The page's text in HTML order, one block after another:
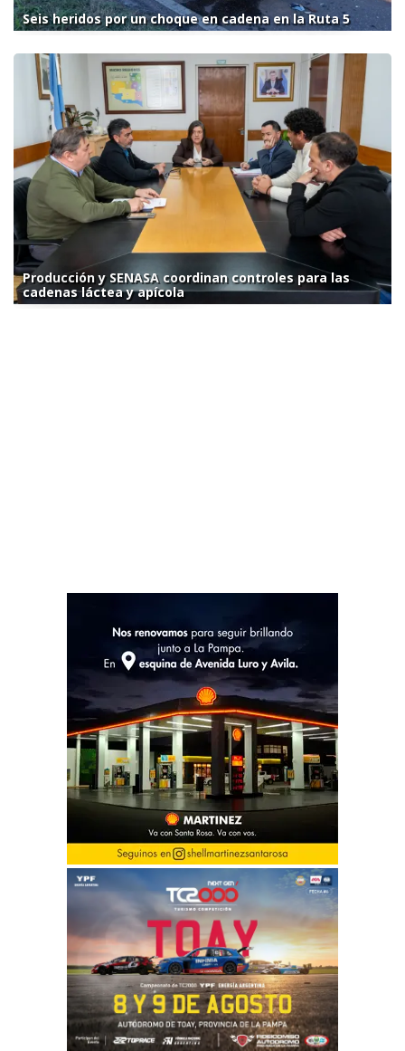
Seis heridos por un choque en cadena en la Ruta 5
Producción y SENASA coordinan controles para las
cadenas láctea y apícola